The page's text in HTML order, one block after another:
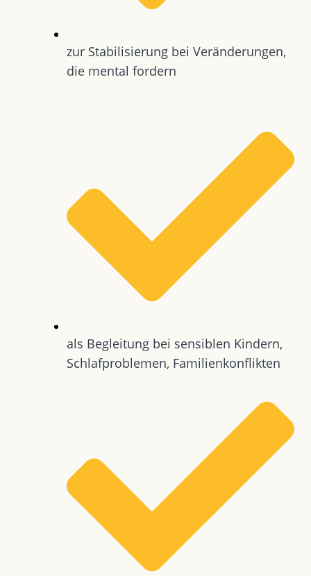
zur Stabilisierung bei Veränderungen,
die mental fordern
als Begleitung bei sensiblen Kindern,
Schlafproblemen, Familienkonflikten